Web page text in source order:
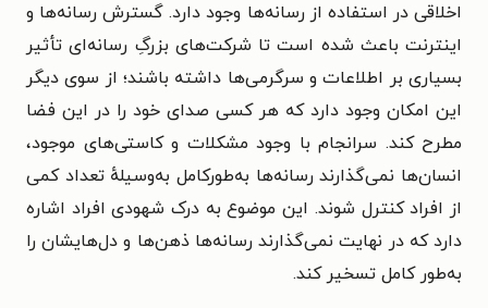
اخلاقی در استفاده از رسانه‌ها وجود دارد. گسترش رسانه‌ها و
اینترنت باعث شده است تا شرکت‌های بزرگِ رسانه‌ای تأثیر
بسیاری بر اطلاعات و سرگرمی‌ها داشته باشند؛ از سوی دیگر
این امکان وجود دارد که هر کسی صدای خود را در این فضا
مطرح کند. سرانجام با وجود مشکلات و کاستی‌های موجود،
انسان‌ها نمی‌گذارند رسانه‌ها به‌طورکامل به‌وسیلهٔ تعداد کمی
از افراد کنترل شوند. این موضوع به درک شهودی افراد اشاره
دارد که در نهایت نمی‌گذارند رسانه‌ها ذهن‌ها و دل‌هایشان را
به‌طور کامل تسخیر کند.